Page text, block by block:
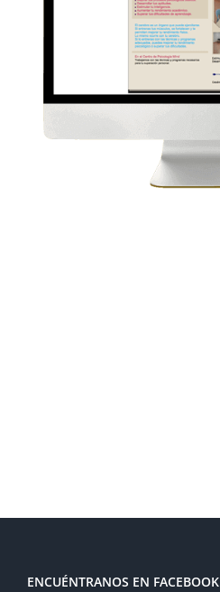
ENCUÉNTRANOS EN FACEBOOK